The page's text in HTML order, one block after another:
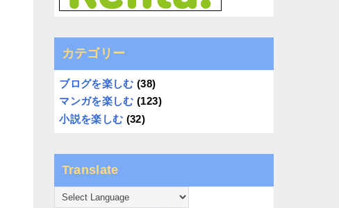
カテゴリー
ブログを楽しむ (38)
マンガを楽しむ (123)
小説を楽しむ (32)
Translate